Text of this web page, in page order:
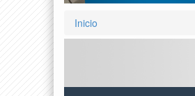
Inicio